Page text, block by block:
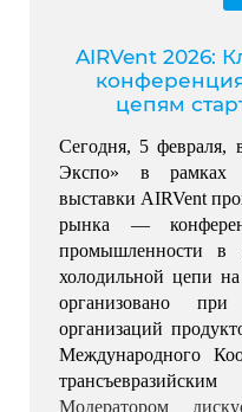
AIRVent 2026:
цепям
Сегодня, 5
Экспо» в рамках
выставки AIRVent
рынка —
промышленности в
холодильной цепи на
организовано
организаций
Международного
Модератором